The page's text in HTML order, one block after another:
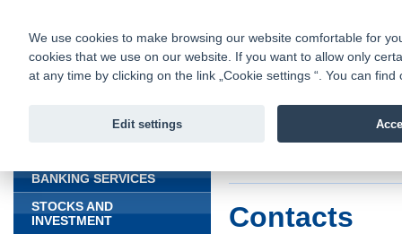
Fio bank
Fio banka
Contacts
BANKING SERVICES
STOCKS AND
INVESTMENT
We use cookies to make browsing our website comfortable for
cookies that we use on our website. If you want to allow only
at any time by clicking on the link „Cookie settings “. You can
Edit settings